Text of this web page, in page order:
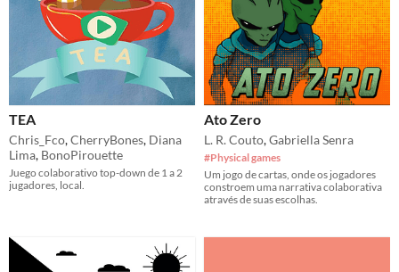
TEA
Chris_Fco,CherryBones, Diana
Lima, BonoPirouette
Juego colaborativo top-down de 1 a 2
jugadores, local.
Ato Zero
L. R. Couto,Gabriella Senra
#Physical games
Um jogo de cartas, onde os jogadores
constroem uma narrativa colaborativa
através de suas escolhas.